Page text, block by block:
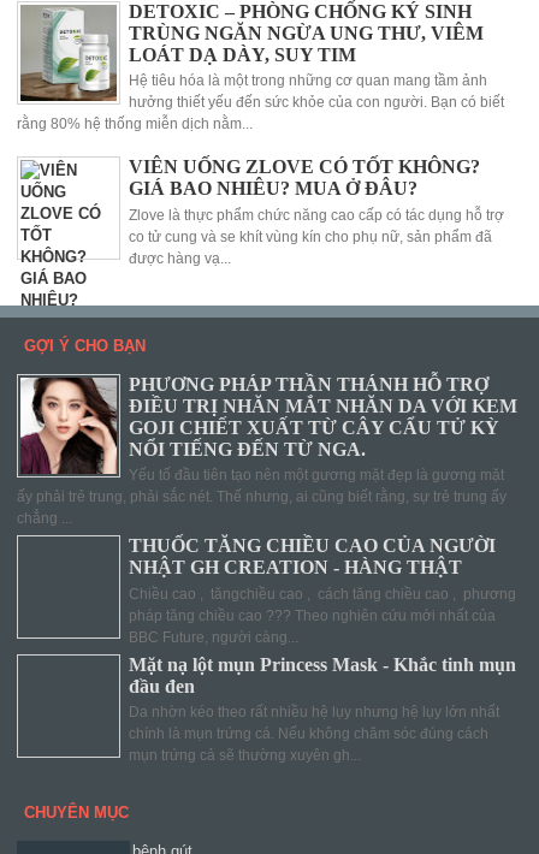
DETOXIC – PHÒNG CHỐNG KÝ SINH
TRÙNG NGĂN NGỪA UNG THƯ, VIÊM
LOÁT DẠ DÀY, SUY TIM
Hệ tiêu hóa là một trong những cơ quan mang tầm ảnh
hưởng thiết yếu đến sức khỏe của con người. Bạn có biết
rằng 80% hệ thống miễn dịch nằm...
VIÊN UỐNG ZLOVE CÓ TỐT KHÔNG?
GIÁ BAO NHIÊU? MUA Ở ĐÂU?
Zlove là thực phẩm chức năng cao cấp có tác dụng hỗ trợ
co tử cung và se khít vùng kín cho phụ nữ, sản phẩm đã
được hàng vạ...
GỢI Ý CHO BẠN
PHƯƠNG PHÁP THẦN THÁNH HỖ TRỢ
ĐIỀU TRỊ NHĂN MẮT NHĂN DA VỚI KEM
GOJI CHIẾT XUẤT TỪ CÂY CẨU TỬ KỲ
NỔI TIẾNG ĐẾN TỪ NGA.
Yếu tố đầu tiên tạo nên một gương mặt đẹp là gương mặt
ấy phải trẻ trung, phải sắc nét. Thế nhưng, ai cũng biết rằng, sự trẻ trung ấy
chẳng ...
THUỐC TĂNG CHIỀU CAO CỦA NGƯỜI
NHẬT GH CREATION - HÀNG THẬT
Chiều cao , tăngchiều cao , cách tăng chiều cao , phương
pháp tăng chiều cao ??? Theo nghiên cứu mới nhất của
BBC Future, người càng...
Mặt nạ lột mụn Princess Mask - Khắc tinh mụn
đầu đen
Da nhờn kéo theo rất nhiều hệ lụy nhưng hệ lụy lớn nhất
chính là mụn trứng cá. Nếu không chăm sóc đúng cách
mụn trứng cả sẽ thường xuyên gh...
CHUYÊN MỤC